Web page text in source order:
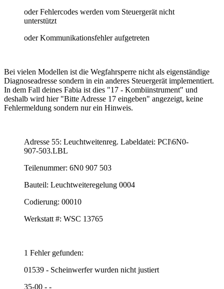
oder Fehlercodes werden vom Steuergerät nicht
unterstützt
oder Kommunikationsfehler aufgetreten
Bei vielen Modellen ist die Wegfahrsperre nicht als eigenständige
Diagnoseadresse sondern in ein anderes Steuergerät implementiert.
In dem Fall deines Fabia ist dies "17 - Kombiinstrument" und
deshalb wird hier "Bitte Adresse 17 eingeben" angezeigt, keine
Fehlermeldung sondern nur ein Hinweis.
Adresse 55: Leuchtweitenreg. Labeldatei: PCI\6N0-
907-503.LBL
Teilenummer: 6N0 907 503
Bauteil: Leuchtweiteregelung 0004
Codierung: 00010
Werkstatt #: WSC 13765
1 Fehler gefunden:
01539 - Scheinwerfer wurden nicht justiert
35-00 - -